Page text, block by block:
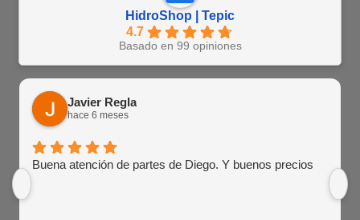
HidroShop | Tepic
4.7
Basado en 99 opiniones
Javier Regla
hace 6 meses
Buena atención de partes de Diego. Y buenos precios